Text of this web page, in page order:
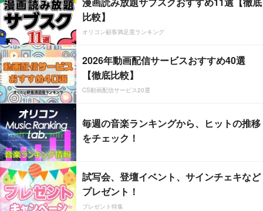
比較】
オリコン顧客満足度ランキング
2026年動画配信サービスおすすめ40選
【徹底比較】
CS動画配信サービス20選
毎週の音楽ランキングから、ヒットの推移
をチェック！
試写会、登壇イベント、サインチェキなど
プレゼント！
プレゼント特集